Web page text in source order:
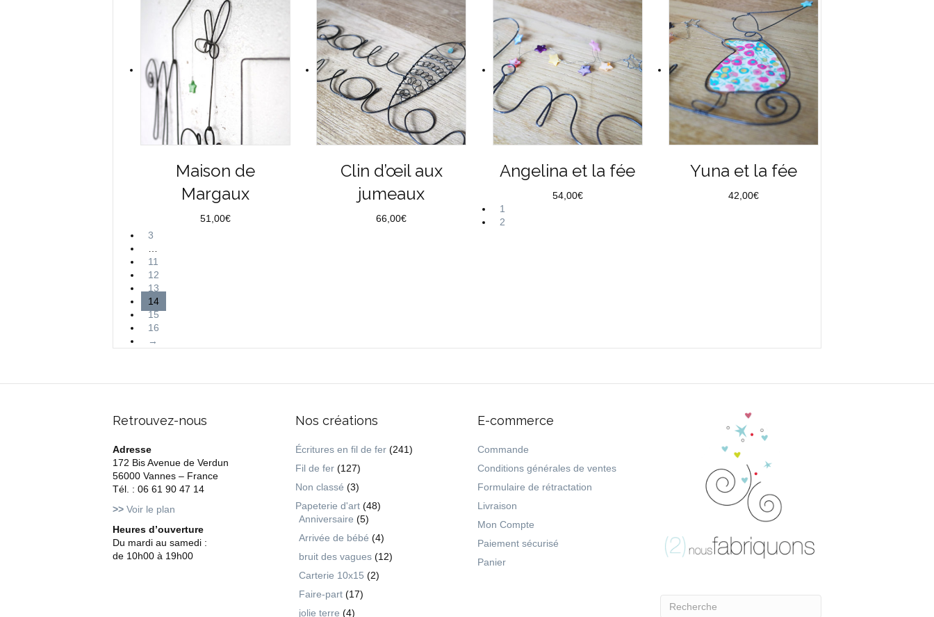
Maison de
Margaux
51,00€
Clin d’œil aux
jumeaux
66,00€
Angelina et la fée
54,00€
Yuna et la fée
42,00€
1
2
3
…
11
12
13
14
15
16
→
Retrouvez-nous
Adresse
172 Bis Avenue de Verdun
56000 Vannes – France
Tél. : 06 61 90 47 14
>> Voir le plan
Heures d’ouverture
Du mardi au samedi :
de 10h00 à 19h00
Nos créations
Écritures en fil de fer (241)
Fil de fer (127)
Non classé (3)
Papeterie d'art (48)
Anniversaire (5)
Arrivée de bébé (4)
bruit des vagues (12)
Carterie 10x15 (2)
Faire-part (17)
jolie terre (4)
E-commerce
Commande
Conditions générales de ventes
Formulaire de rétractation
Livraison
Mon Compte
Paiement sécurisé
Panier